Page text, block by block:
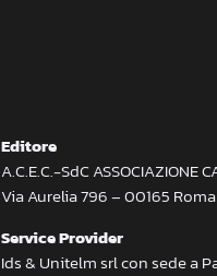
Editore
A.C.E.C.-SdC ASSOCIAZIONE
Via Aurelia 796 – 00165 Roma
Service Provider
Ids & Unitelm srl con sede a